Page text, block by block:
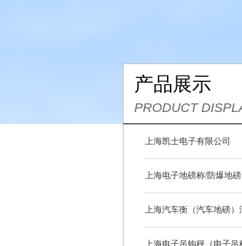
产品展示
PRODUCT
上海凯士电子有限公司
上海电子地磅称/防爆地磅
上海汽车衡（汽车地磅）
上海电子吊钩秤（电子吊